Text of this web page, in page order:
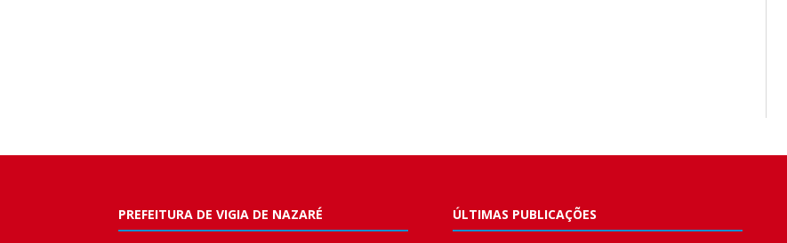
PREFEITURA DE VIGIA DE NAZARÉ ÚLTIMAS PUBLICAÇÕES